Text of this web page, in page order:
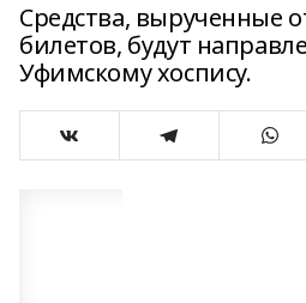
Средства, вырученные
билетов, будут
Уфимскому хоспису.